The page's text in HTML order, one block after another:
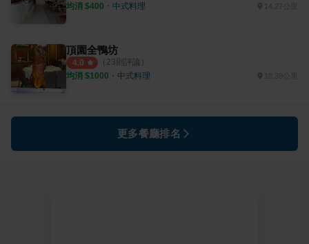
均消 $400 ・ 中式料理 14.27公里
頂園全鴨坊
4.0 （ 23則評論）
均消 $1000 ・ 中式料理
更多餐廳排名